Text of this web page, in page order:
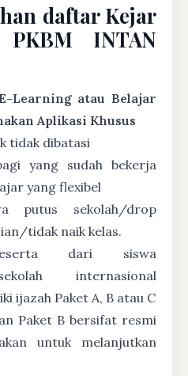
daftar Kejar
INTAN
Learning atau Belajar
Aplikasi Khusus
tidak dibatasi
yang sudah bekerja
yang flexibel
putus sekolah/drop
tidak naik kelas.
dari siswa
sekolah internasional
ijazah Paket A, B atau C
Paket B bersifat resmi
untuk melanjutkan